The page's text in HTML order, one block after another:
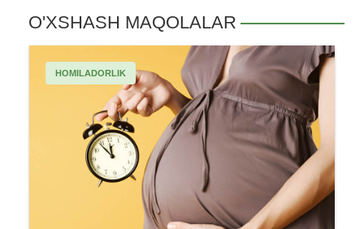
O'XSHASH MAQOLALAR
HOMILADORLIK